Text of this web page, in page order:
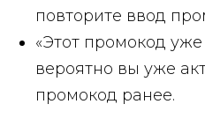
повторите ввод
«Этот промокод
вероятно вы уже
промокод ранее.